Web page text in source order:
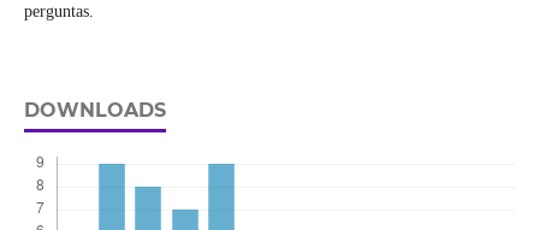
perguntas.
DOWNLOADS